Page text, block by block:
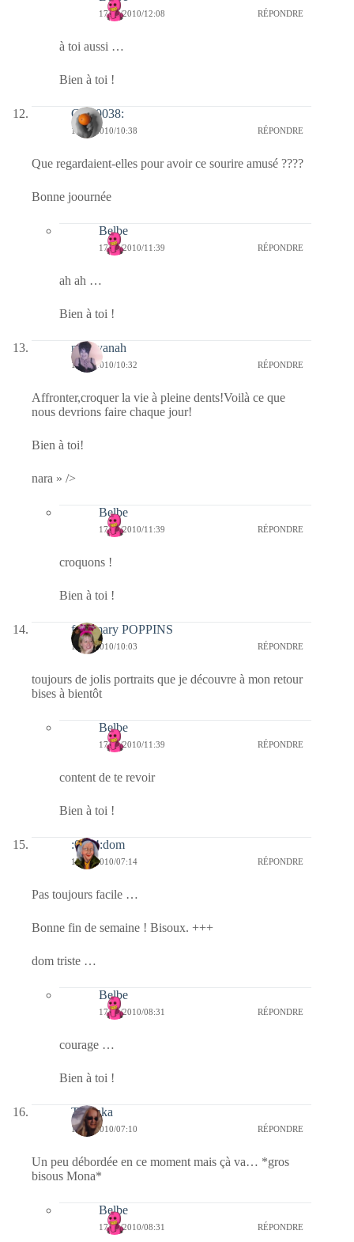
17/09/2010/12:08 RÉPONDRE
à toi aussi …
Bien à toi !
Clo :0038:
17/09/2010/10:38 RÉPONDRE
Que regardaient-elles pour avoir ce sourire amusé ????
Bonne joournée
Belbe
17/09/2010/11:39 RÉPONDRE
ah ah …
Bien à toi !
nara-yanah
17/09/2010/10:32 RÉPONDRE
Affronter,croquer la vie à pleine dents!Voilà ce que
nous devrions faire chaque jour!
Bien à toi!
nara » />
Belbe
17/09/2010/11:39 RÉPONDRE
croquons !
Bien à toi !
fabymary POPPINS
17/09/2010/10:03 RÉPONDRE
toujours de jolis portraits que je découvre à mon retour
bises à bientôt
Belbe
17/09/2010/11:39 RÉPONDRE
content de te revoir
Bien à toi !
:0014:dom
17/09/2010/07:14 RÉPONDRE
Pas toujours facile …
Bonne fin de semaine ! Bisoux. +++
dom triste …
Belbe
17/09/2010/08:31 RÉPONDRE
courage …
Bien à toi !
Tasunka
17/09/2010/07:10 RÉPONDRE
Un peu débordée en ce moment mais çà va… *gros
bisous Mona*
Belbe
17/09/2010/08:31 RÉPONDRE